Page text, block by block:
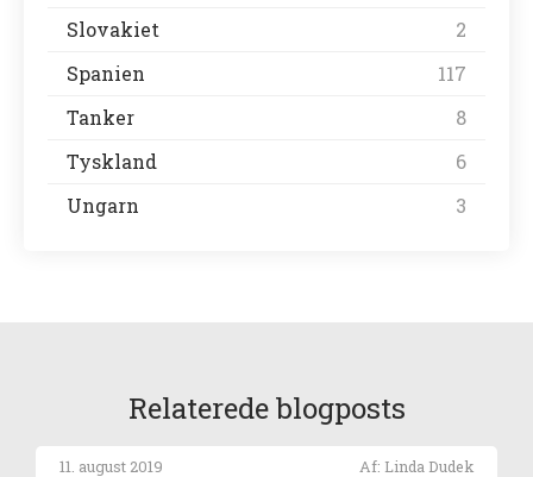
Slovakiet
2
Spanien
117
Tanker
8
Tyskland
6
Ungarn
3
Relaterede blogposts
11. august 2019 Af: Linda Dudek